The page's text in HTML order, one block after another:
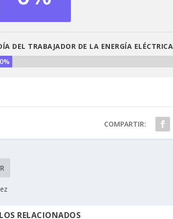
DEL TRABAJADOR DE LA ENERGÍA ELÉCTRICA
0%
COMPARTIR:
RELACIONADOS